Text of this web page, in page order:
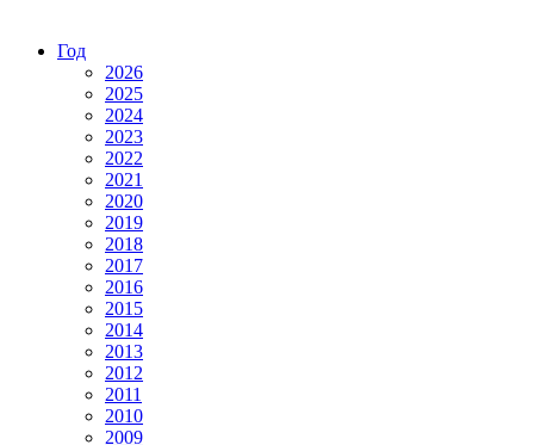
Год
2026
2025
2024
2023
2022
2021
2020
2019
2018
2017
2016
2015
2014
2013
2012
2011
2010
2009